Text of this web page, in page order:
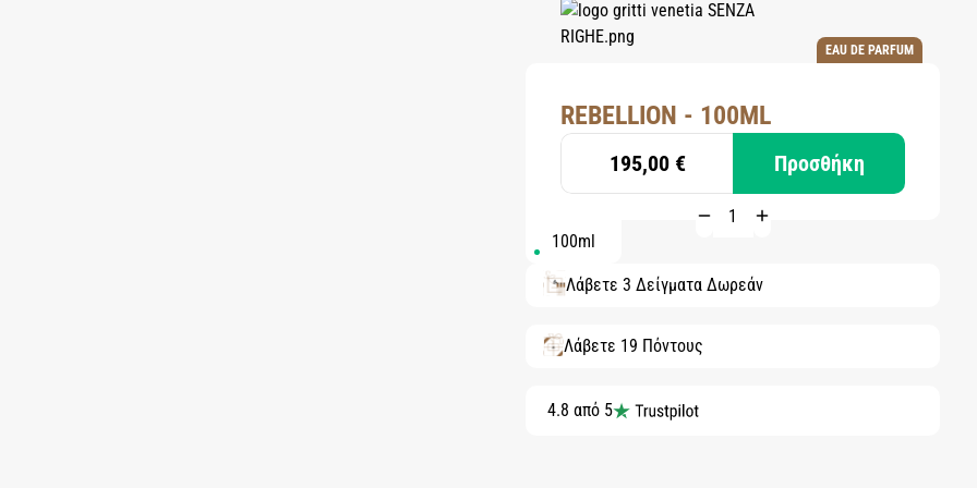
EAU DE PARFUM
REBELLION - 100ML
195,00 € Προσθήκη
100ml
Λάβετε 3 Δείγματα Δωρεάν
Λάβετε 19 Πόντους
4.8 από 5